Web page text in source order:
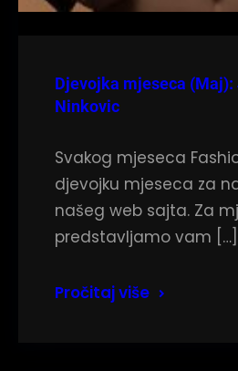
Djevojka mjeseca (Maj):
Ninkovic
Svakog mjeseca
djevojku mjeseca za
našeg web sajta. Za
predstavljamo vam […]
Pročitaj više